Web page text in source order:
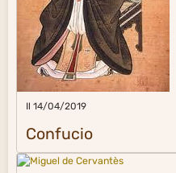
Il 14/04/2019
Confucio